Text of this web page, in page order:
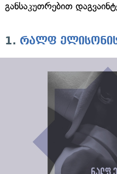
განსაკუთრებით
1. რალფ